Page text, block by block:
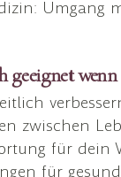
Umgang
geeignet wenn
zwischen
für dein
für